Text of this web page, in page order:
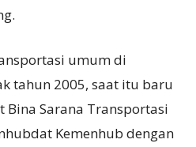
umum di
tahun 2005, saat itu baru
Sarana Transportasi
Kemenhub dengan